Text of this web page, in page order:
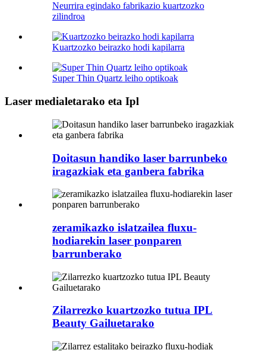
Neurrira egindako fabrikazio kuartzozko
zilindroa
Kuartzozko beirazko hodi kapilarra
Super Thin Quartz leiho optikoak
Laser medialetarako eta Ipl
Doitasun handiko laser barrunbeko
iragazkiak eta ganbera fabrika
zeramikazko islatzailea fluxu-
hodiarekin laser ponparen
barrunberako
Zilarrezko kuartzozko tutua IPL
Beauty Gailuetarako